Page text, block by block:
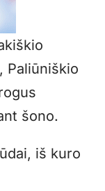
Paliūniškio
šono.
iš kuro